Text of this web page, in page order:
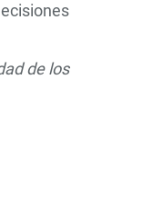
de los